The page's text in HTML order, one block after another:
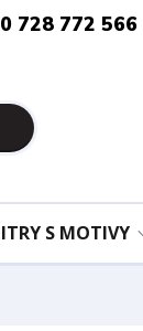
728 772 566
S MOTIVY